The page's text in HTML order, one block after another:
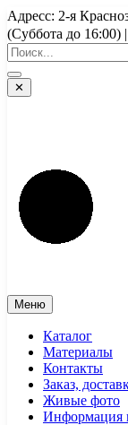
Перейти
к
содержимому
Адресс: 2-я
(Суббота до
✕
Меню
Каталог
Материалы
Контакты
Заказ,
Живые фото
Информация